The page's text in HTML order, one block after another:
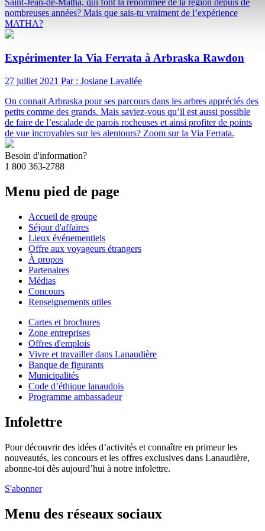
nombreuses années? Mais que sais-tu vraiment de l’expérience
MATHA?
Expérimenter la Via Ferrata à Arbraska Rawdon
27 juillet 2021 Par : Josiane Lavallée
On connait Arbraska pour ses parcours dans les arbres appréciés des
petits comme des grands. Mais saviez-vous qu’il est aussi possible
de faire de l’escalade de parois rocheuses et ainsi profiter de points
de vue incroyables sur les alentours? Zoom sur la Via Ferrata.
Besoin d'information?
1 800 363-2788
Menu pied de page
Accueil de groupe
Séjour d'affaires
Lieux événementiels
Offre aux voyageurs étrangers
À propos
Partenaires
Médias
Concours
Renseignements utiles
Cartes et brochures
Zone entreprises
Offres d'emplois
Vivre et travailler dans Lanaudière
Banque de figurants
Municipalités
Code d’éthique lanaudois
Programme ambassadeur
Infolettre
Pour découvrir des idées d’activités et connaître en primeur les
nouveautés, les concours et les offres exclusives dans Lanaudière,
abonne-toi dès aujourd’hui à notre infolettre.
S'abonner
Menu des réseaux sociaux